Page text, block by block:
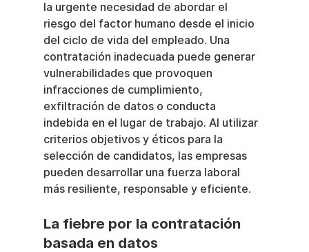
la urgente necesidad de abordar el
riesgo del factor humano desde el inicio
del ciclo de vida del empleado. Una
contratación inadecuada puede generar
vulnerabilidades que provoquen
infracciones de cumplimiento,
exfiltración de datos o conducta
indebida en el lugar de trabajo. Al utilizar
criterios objetivos y éticos para la
selección de candidatos, las empresas
pueden desarrollar una fuerza laboral
más resiliente, responsable y eficiente.
La fiebre por la contratación
basada en datos